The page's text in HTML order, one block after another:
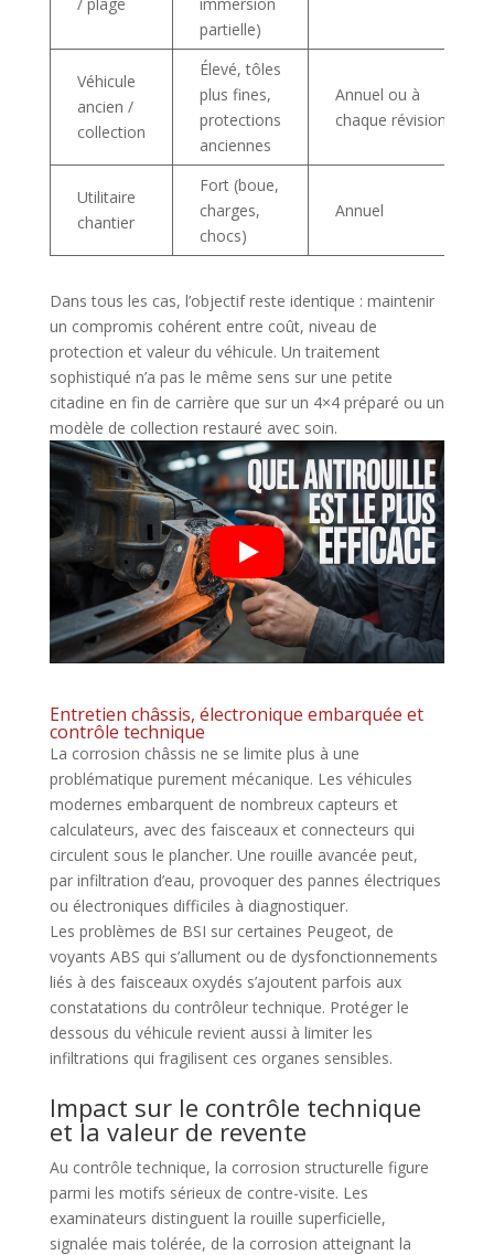
/ plage
immersion
partielle)
Véhicule
ancien /
collection
Élevé, tôles
plus fines,
protections
anciennes
Annuel ou à
chaque révision
Utilitaire
chantier
Fort (boue,
charges,
chocs)
Annuel
Dans tous les cas, l’objectif reste identique : maintenir
un compromis cohérent entre coût, niveau de
protection et valeur du véhicule. Un traitement
sophistiqué n’a pas le même sens sur une petite
citadine en fin de carrière que sur un 4×4 préparé ou un
modèle de collection restauré avec soin.
Entretien châssis, électronique embarquée et
contrôle technique
La corrosion châssis ne se limite plus à une
problématique purement mécanique. Les véhicules
modernes embarquent de nombreux capteurs et
calculateurs, avec des faisceaux et connecteurs qui
circulent sous le plancher. Une rouille avancée peut,
par infiltration d’eau, provoquer des pannes électriques
ou électroniques difficiles à diagnostiquer.
Les problèmes de BSI sur certaines Peugeot, de
voyants ABS qui s’allument ou de dysfonctionnements
liés à des faisceaux oxydés s’ajoutent parfois aux
constatations du contrôleur technique. Protéger le
dessous du véhicule revient aussi à limiter les
infiltrations qui fragilisent ces organes sensibles.
Impact sur le contrôle technique
et la valeur de revente
Au contrôle technique, la corrosion structurelle figure
parmi les motifs sérieux de contre-visite. Les
examinateurs distinguent la rouille superficielle,
signalée mais tolérée, de la corrosion atteignant la